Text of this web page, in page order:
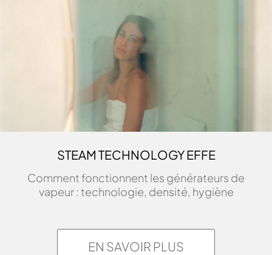
STEAM TECHNOLOGY EFFE
Comment fonctionnent les générateurs de
vapeur : technologie, densité, hygiène
EN SAVOIR PLUS